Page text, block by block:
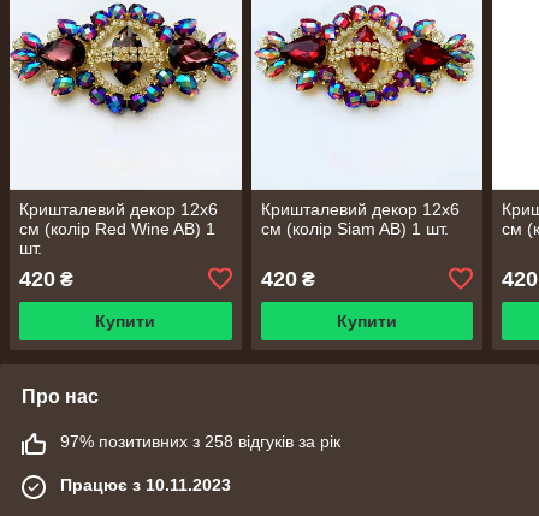
Кришталевий декор 12х6
см (колір Red Wine AB) 1
шт.
420 ₴
Купити
Кришталевий декор 12х6
см (колір Siam AB) 1 шт.
420₴
Купити
см
420
Про нас
97% позитивних з 258 відгуків за рік
Працює з 10.11.2023